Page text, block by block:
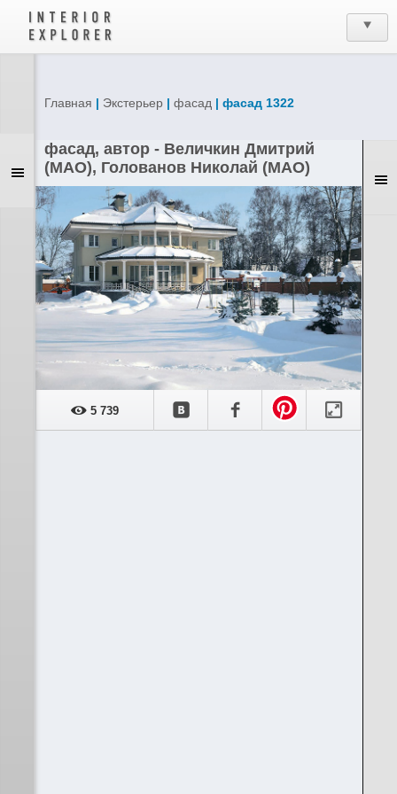
Главная | Экстерьер | фасад | фасад 1322
фасад, автор - Величкин Дмитрий
(МАО), Голованов Николай (МАО)
5 739